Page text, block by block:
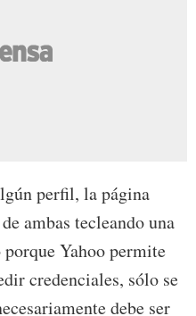
perfil, la página
ambas tecleando una
Yahoo permite
credenciales, sólo se
debe ser